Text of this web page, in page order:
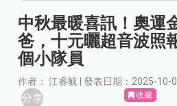
中秋最暖喜訊！奧運
爸，十元曬超音波照
個小隊員
作者： 江睿毓 | 發表日期：2025-10-
分享 收藏